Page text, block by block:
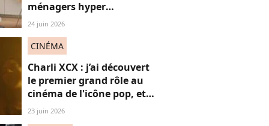
ménagers hyper
performants
24 juin 2026
CINÉMA
Charli XCX : j’ai découvert
le premier grand rôle au
cinéma de l'icône pop, et
c'est un vrai OVNI
23 juin 2026